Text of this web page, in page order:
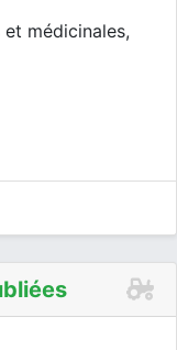
médicinales,